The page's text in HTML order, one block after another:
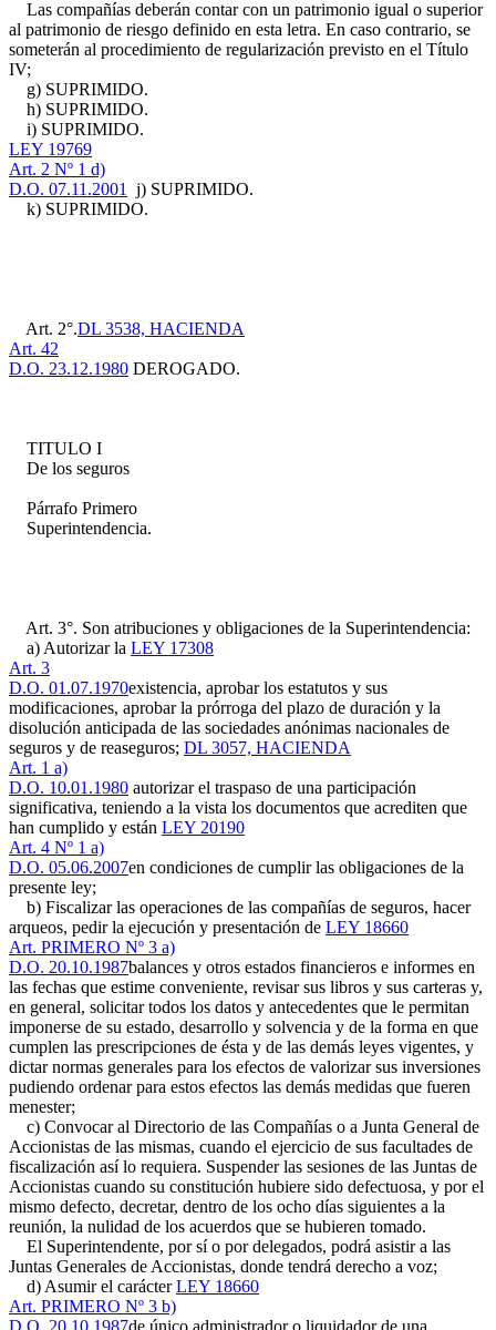
Las compañías deberán contar con un patrimonio igual o superior
al patrimonio de riesgo definido en esta letra. En caso contrario, se
someterán al procedimiento de regularización previsto en el Título
IV;
g) SUPRIMIDO.
h) SUPRIMIDO.
i) SUPRIMIDO.
LEY 19769
Art. 2 Nº 1 d)
D.O. 07.11.2001
j) SUPRIMIDO.
k) SUPRIMIDO.
Art. 2°.DL 3538, HACIENDA
Art. 42
D.O. 23.12.1980 DEROGADO.
TITULO I
De los seguros
Párrafo Primero
Superintendencia.
Art. 3°. Son atribuciones y obligaciones de la Superintendencia:
a) Autorizar la LEY 17308
Art. 3
D.O. 01.07.1970existencia, aprobar los estatutos y sus
modificaciones, aprobar la prórroga del plazo de duración y la
disolución anticipada de las sociedades anónimas nacionales de
seguros y de reaseguros; DL 3057, HACIENDA
Art. 1 a)
D.O. 10.01.1980 autorizar el traspaso de una participación
significativa, teniendo a la vista los documentos que acrediten que
han cumplido y están LEY 20190
Art. 4 Nº 1 a)
D.O. 05.06.2007en condiciones de cumplir las obligaciones de la
presente ley;
b) Fiscalizar las operaciones de las compañías de seguros, hacer
arqueos, pedir la ejecución y presentación de LEY 18660
Art. PRIMERO Nº 3 a)
D.O. 20.10.1987balances y otros estados financieros e informes en
las fechas que estime conveniente, revisar sus libros y sus carteras y,
en general, solicitar todos los datos y antecedentes que le permitan
imponerse de su estado, desarrollo y solvencia y de la forma en que
cumplen las prescripciones de ésta y de las demás leyes vigentes, y
dictar normas generales para los efectos de valorizar sus inversiones
pudiendo ordenar para estos efectos las demás medidas que fueren
menester;
c) Convocar al Directorio de las Compañías o a Junta General de
Accionistas de las mismas, cuando el ejercicio de sus facultades de
fiscalización así lo requiera. Suspender las sesiones de las Juntas de
Accionistas cuando su constitución hubiere sido defectuosa, y por el
mismo defecto, decretar, dentro de los ocho días siguientes a la
reunión, la nulidad de los acuerdos que se hubieren tomado.
El Superintendente, por sí o por delegados, podrá asistir a las
Juntas Generales de Accionistas, donde tendrá derecho a voz;
d) Asumir el carácterLEY 18660
Art. PRIMERO Nº 3 b)
D.O. 20.10.1987de único administrador o liquidador de una